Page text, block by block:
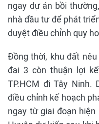
ngay dự án bồi
nhà đầu tư để phát
duyệt điều chỉnh quy
Đồng thời, khu đất
đai 3 còn thuận lợi
TP.HCM đi Tây Ninh.
điều chỉnh kế hoạch
ngay từ giai đoạn hiện